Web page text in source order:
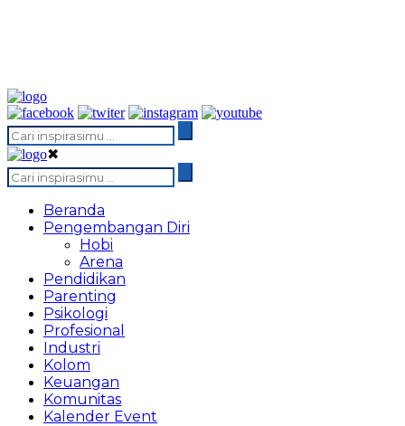
✖
Beranda
Pengembangan Diri
Hobi
Arena
Pendidikan
Parenting
Psikologi
Profesional
Industri
Kolom
Keuangan
Komunitas
Kalender Event